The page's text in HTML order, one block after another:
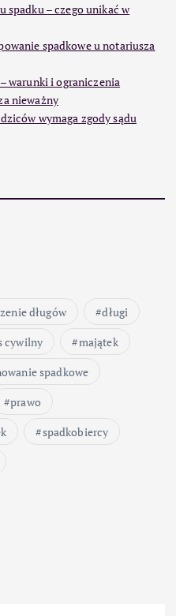
spadku – czego unikać w
spadkowe u notariusza
warunki i ograniczenia
nieważny
wymaga zgody sądu
długów
długi
cywilny
majątek
spadkowe
prawo
spadkobiercy